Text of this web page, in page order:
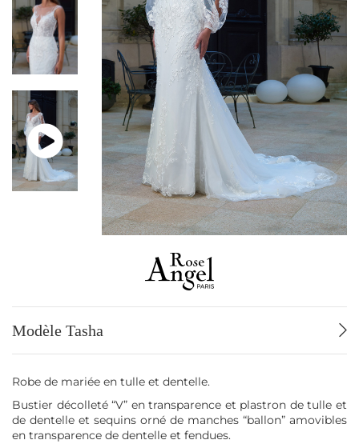
GRANDES TAILLES
PAR STYLE
Fluide - Sirène
Trapèze
Volume
PAR PRIX
De 499 à 749 €
De 750 à 999 €
De 1000 à 1249 €
De 1250 à 1499 €
De 1500 à 1749 €
De 1750 à 1999 €
De 2000 à 2500 €
PAR MARQUE
Atelier Nuptial 2027
Couture Nuptiale 2027
Rose Angel 2027
Modèle Tasha
Robe de mariée en tulle et dentelle.
Bustier décolleté “V” en transparence et plastron de tulle et
de dentelle et sequins orné de manches “ballon” amovibles
en transparence de dentelle et fendues.